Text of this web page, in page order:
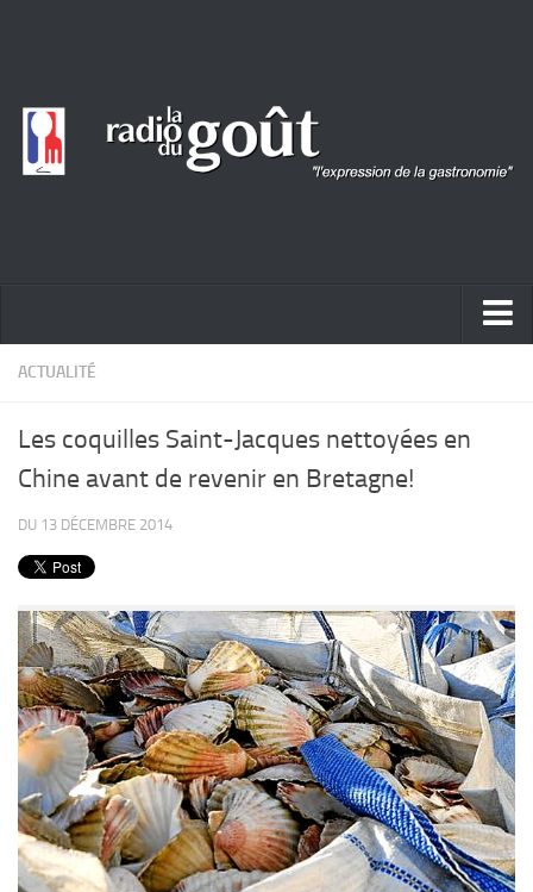
ACTUALITÉ
PORTRAITS
Entrées
Plats
Desserts
Sauces
ACTUALITÉ
Les coquilles Saint-Jacques nettoyées en
Chine avant de revenir en Bretagne!
DU 13 DÉCEMBRE 2014